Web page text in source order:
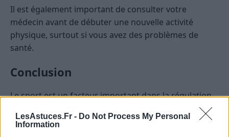
LesAstuces.Fr - Do Not Process My Personal
Information
Il est également important de consulter votre
médecin avant de débuter une nouvelle activité
physique, surtout si vous avez des problèmes de
santé.
Conclusion
Le sport est un facteur important dans la régulation
mauvais cholestérol et d’augmenter le bon